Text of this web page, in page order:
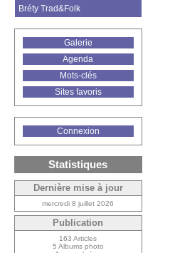
Bréty Trad&Folk
Galerie
Agenda
Mots-clés
Sites favoris
Connexion
Statistiques
Dernière mise à jour
mercredi 8 juillet 2026
Publication
163 Articles
5 Albums photo